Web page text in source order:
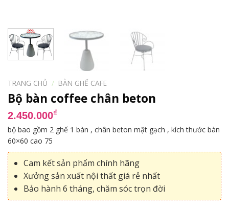
TRANG CHỦ / BÀN GHẾ CAFE
Bộ bàn coffee chân beton
2.450.000₫
bộ bao gồm 2 ghế 1 bàn , chân beton mặt gạch , kích thước bàn
60×60 cao 75
Cam kết sản phẩm chính hãng
Xưởng sản xuất nội thất giá rẻ nhất
Bảo hành 6 tháng, chăm sóc trọn đời